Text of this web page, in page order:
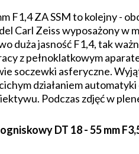
F1,4 ZA SSM to kolejny -
Carl Zeiss wyposażony
duża jasność F1,4, tak
z pełnoklatkowym
soczewki asferyczne.
działaniem
Podczas zdjęć w
DT 18 - 55 mm